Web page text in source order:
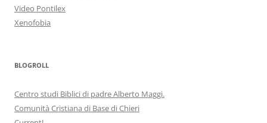
Video Pontilex
Xenofobia
BLOGROLL
Centro studi Biblici di padre Alberto Maggi.
Comunità Cristiana di Base di Chieri